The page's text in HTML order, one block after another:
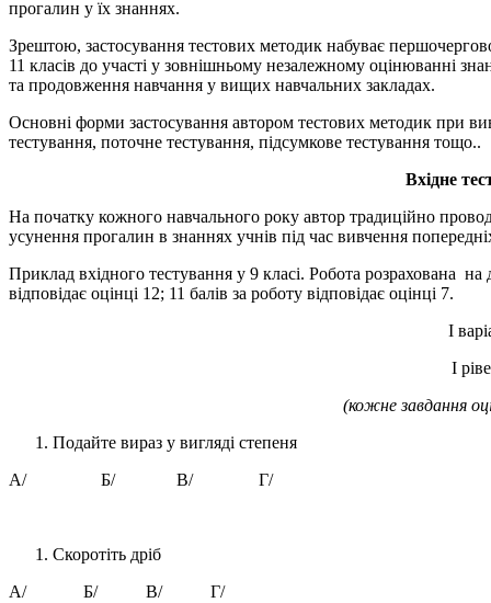
прогалин у їх знаннях.
Зрештою, застосування тестових методик набуває
11 класів до участі у зовнішньому незалежному оцінюванні
та продовження навчання у вищих навчальних закладах.
Основні форми застосування автором тестових методик при
тестування, поточне тестування, підсумкове тестування тощо..
Вхідне
На початку кожного навчального року автор традиційно
усунення прогалин в знаннях учнів під час вивчення
Приклад вхідного тестування у 9 класі. Робота розрахована
відповідає оцінці 12; 11 балів за роботу відповідає оцінці 7.
І
І
(кожне завдання
Подайте вираз у вигляді степеня
А/ Б/ В/ Г/
Скоротіть дріб
А/ Б/ В/ Г/